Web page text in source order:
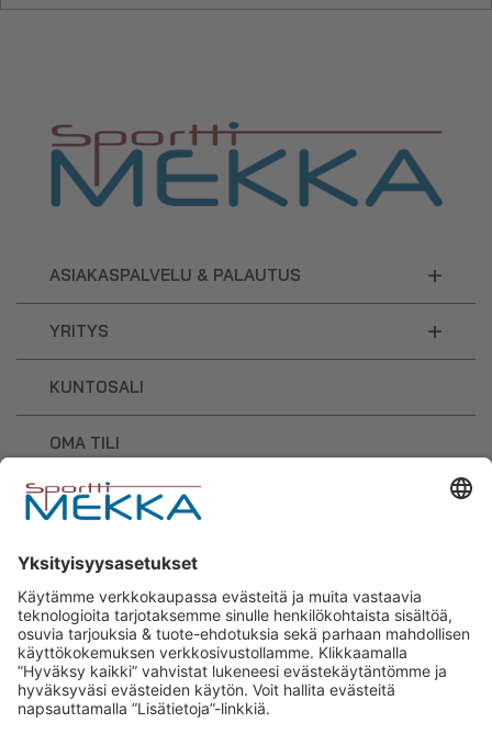
ASIAKASPALVELU & PALAUTUS +
YRITYS +
KUNTOSALI
OMA TILI
OSTOSKORI
Sporttimekka – lisäravinteiden ja
urheilutarvikkeiden osaaja